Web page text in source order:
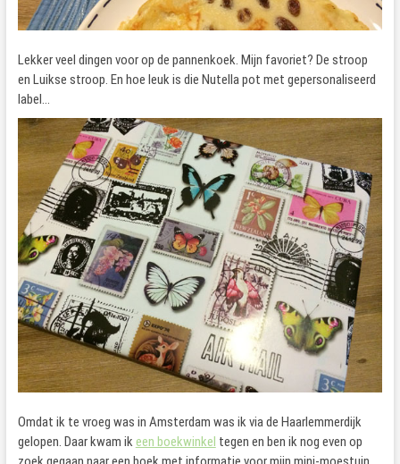
Lekker veel dingen voor op de pannenkoek. Mijn favoriet? De stroop
en Luikse stroop. En hoe leuk is die Nutella pot met gepersonaliseerd
label…
Omdat ik te vroeg was in Amsterdam was ik via de Haarlemmerdijk
gelopen. Daar kwam ikeen boekwinkel tegen en ben ik nog even op